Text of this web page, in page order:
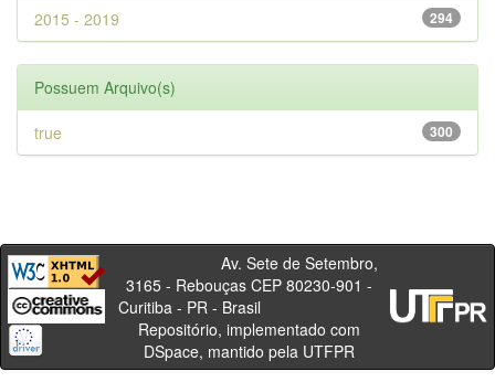
294
2015 - 2019
Possuem Arquivo(s)
300
true
Av. Sete de Setembro,
3165 - Rebouças CEP 80230-901 -
Curitiba - PR - Brasil
Repositório, implementado com
DSpace, mantido pela UTFPR